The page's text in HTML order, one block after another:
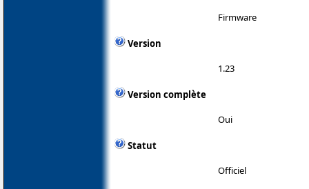
Firmware
Version
1.23
Version complète
Oui
Statut
Officiel